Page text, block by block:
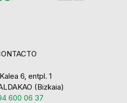
6, entpl. 1
(Bizkaia)
600 06 37